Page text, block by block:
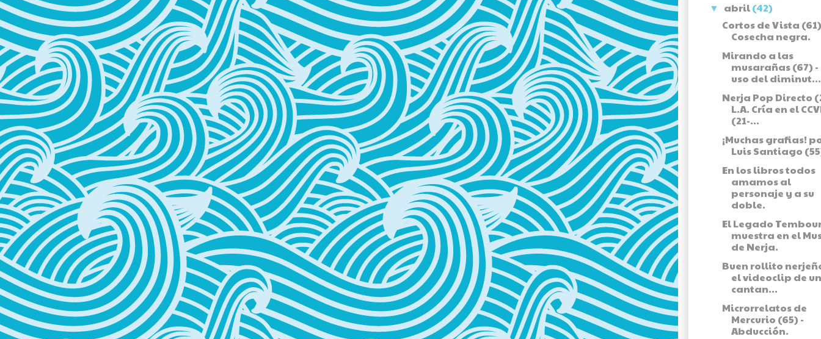
▼ abril(42)
Cortos de Vista
Cosecha negra.
Mirando a las
musarañas (67) -
uso del diminut...
Nerja Pop Directo
L.A. Cría en el
(21-...
¡Muchas grafias!
Luis Santiago
En los libros todos
amamos al
personaje y a su
doble.
El Legado
muestra en el
de Nerja.
Buen rollito
el videoclip de
cantan...
Microrrelatos de
Mercurio (65) -
Abducción.